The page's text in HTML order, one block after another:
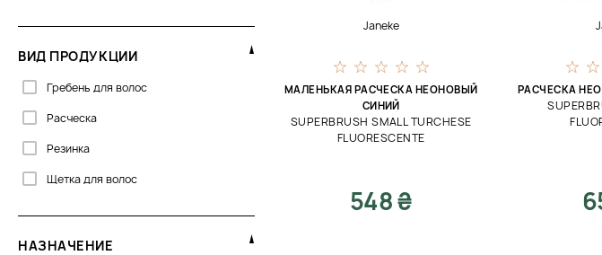
ВИД ПРОДУКЦИИ
Гребень для волос
Расческа
Резинка
Щетка для волос
НАЗНАЧЕНИЕ
Janeke
МАЛЕНЬКАЯ РАСЧЕСКА НЕОНОВЫЙ
СИНИЙ
SUPERBRUSH SMALL TURCHESE
FLUORESCENTE
548 ₴
РАСЧЕСКА